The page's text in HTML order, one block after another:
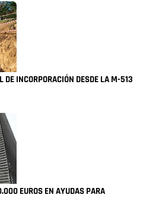
DE INCORPORACIÓN DESDE LA M-513
EUROS EN AYUDAS PARA